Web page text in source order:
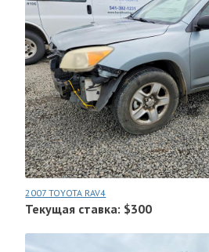
2007 TOYOTA RAV4
Текущая ставка: $300